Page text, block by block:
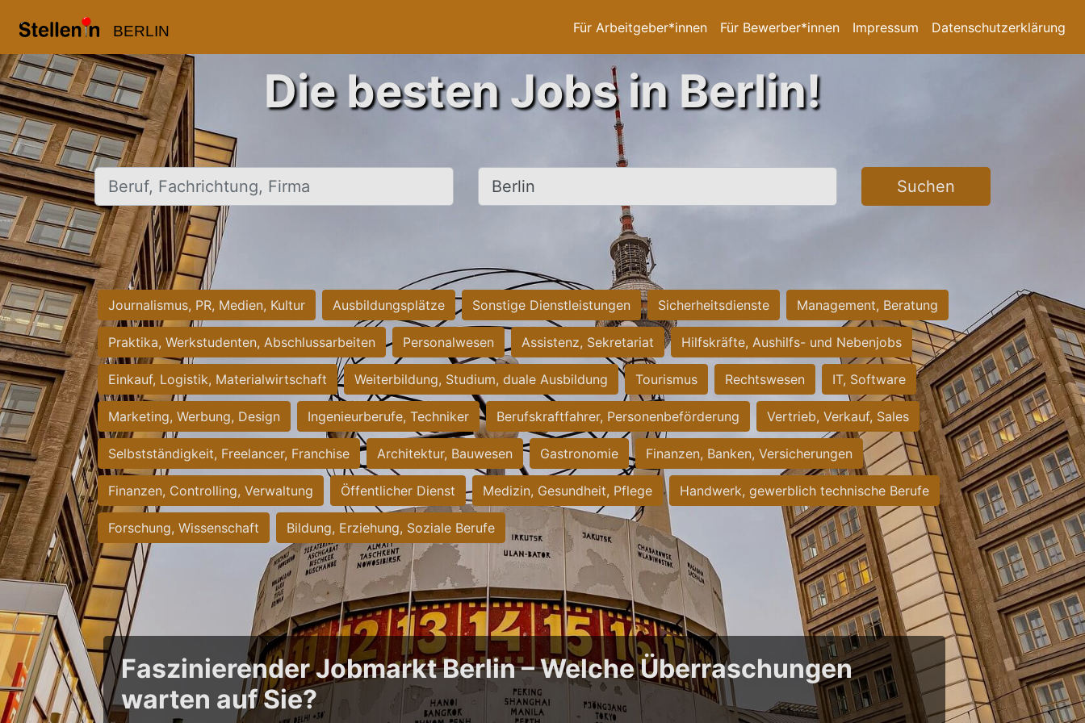
BERLIN Für Arbeitgeber*innen Für Bewerber*innen Impressum Datenschutzerklärung
Die besten Jobs in Berlin!
Beruf, Fachrichtung, Firma Ort, Stadt Suchen
Journalismus, PR, Medien, Kultur Ausbildungsplätze Sonstige Dienstleistungen Sicherheitsdienste Management, Beratung
Praktika, Werkstudenten, Abschlussarbeiten Personalwesen Assistenz, Sekretariat Hilfskräfte, Aushilfs- und Nebenjobs
Einkauf, Logistik, Materialwirtschaft Weiterbildung, Studium, duale Ausbildung Tourismus Rechtswesen IT, Software
Marketing, Werbung, Design Ingenieurberufe, Techniker Berufskraftfahrer, Personenbeförderung Vertrieb, Verkauf, Sales
Selbstständigkeit, Freelancer, Franchise Architektur, Bauwesen Gastronomie Finanzen, Banken, Versicherungen
Finanzen, Controlling, Verwaltung Öffentlicher Dienst Medizin, Gesundheit, Pflege Handwerk, gewerblich technische Berufe
Forschung, Wissenschaft Bildung, Erziehung, Soziale Berufe
Faszinierender Jobmarkt Berlin – Welche Überraschungen
warten auf Sie?